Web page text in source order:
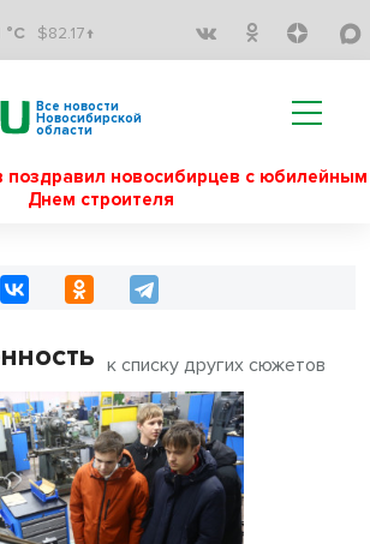
°C $82.17↑
Все новости
Новосибирской
области
поздравил новосибирцев с юбилейным
Днем строителя
к списку других сюжетов